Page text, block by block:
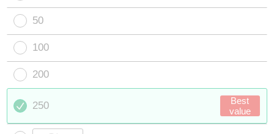
50
100
200
250
Best
value